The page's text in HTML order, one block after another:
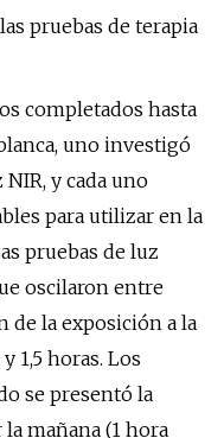
pruebas de terapia
completados hasta
uno investigó
y cada uno
para utilizar en la
pruebas de luz
oscilaron entre
de la exposición a la
1,5 horas. Los
se presentó la
mañana (1 hora